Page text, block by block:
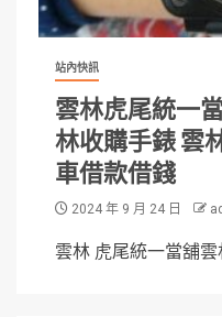
站內快訊
雲林虎尾統一
林收購手錶 雲
車借款借錢
2024 年 9 月 24 日
雲林 虎尾統一當舖雲